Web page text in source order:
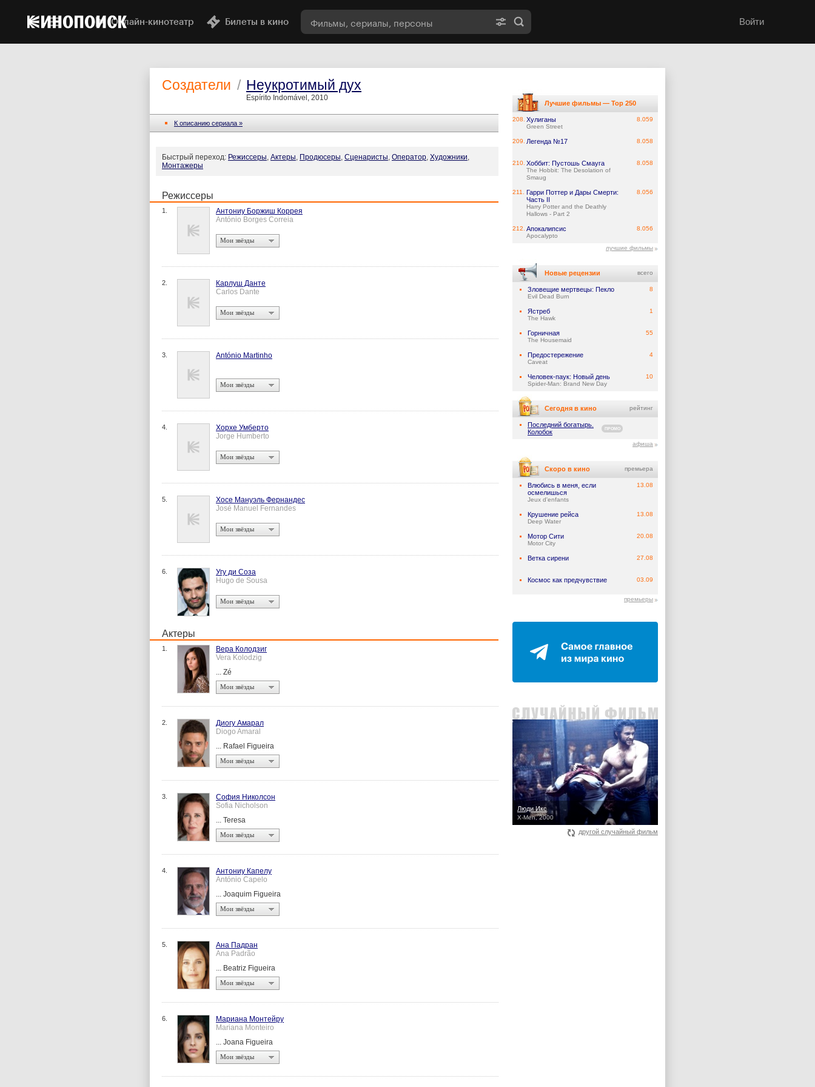
Онлайн-кинотеатр Билеты в кино Войти
Создатели / Неукротимый дух
Espírito Indomável, 2010
К описанию сериала »
Быстрый переход: Режиссеры, Актеры, Продюсеры, Сценаристы, Оператор, Художники,
Монтажеры
Режиссеры
1.
Антониу Боржиш Коррея
António Borges Correia
Мои звёзды
2.
Карлуш Данте
Carlos Dante
Мои звёзды
3. António Martinho
Мои звёзды
4.
Хорхе Умберто
Jorge Humberto
Мои звёзды
5.
Хосе Мануэль Фернандес
José Manuel Fernandes
Мои звёзды
6.
Угу ди Соза
Hugo de Sousa
Мои звёзды
Актеры
1.
Вера Колодзиг
Vera Kolodzig
... Zé
Мои звёзды
2.
Диогу Амарал
Diogo Amaral
... Rafael Figueira
Мои звёзды
3.
София Николсон
Sofia Nicholson
... Teresa
Мои звёзды
4.
Антониу Капелу
António Capelo
... Joaquim Figueira
Мои звёзды
5.
Ана Падран
Ana Padrão
... Beatriz Figueira
Мои звёзды
6.
Мариана Монтейру
Mariana Monteiro
... Joana Figueira
Мои звёзды
Лучшие фильмы — Top 250
208. Хулиганы
Green Street
8.059
209. Легенда №17 8.058
210. Хоббит: Пустошь Смауга
The Hobbit: The Desolation of
Smaug
8.058
211.
Гарри Поттер и Дары Смерти:
Часть II
Harry Potter and the Deathly
Hallows - Part 2
8.056
212. Апокалипсис
Apocalypto
8.056
лучшие фильмы
Новые рецензии всего
Зловещие мертвецы: Пекло
Evil Dead Burn
8
Ястреб
The Hawk
1
Горничная
The Housemaid
55
Предостережение
Caveat
4
Человек-паук: Новый день
Spider-Man: Brand New Day
10
Сегодня в кино рейтинг
Последний богатырь.
Колобок
ПРОМО
афиша
Скоро в кино премьера
Влюбись в меня, если
осмелишься
Jeux d'enfants
13.08
Крушение рейса
Deep Water
13.08
Мотор Сити
Motor City
20.08
Ветка сирени 27.08
Космос как предчувствие 03.09
премьеры
Люди Икс
X-Men, 2000
другой случайный фильм